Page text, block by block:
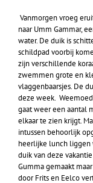
Vanmorgen vroeg
naar Umm Gammar,
water. De duik is
schildpad voorbij
zijn verschillende
zwemmen grote en
vlaggenbaarsjes. De
deze week.
gaat weer een aantal
elkaar te zien krijgt.
intussen behoorlijk
heerlijke lunch liggen
duik van deze
Gumma gemaakt
door Frits en Eelco